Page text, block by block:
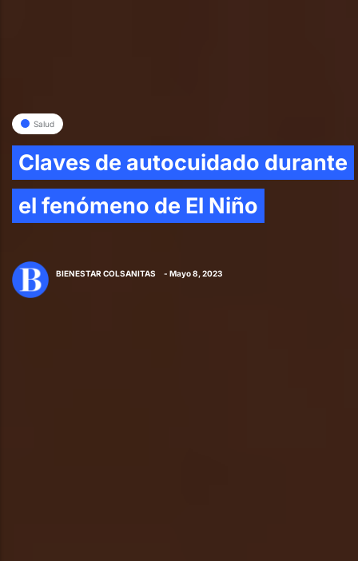
Salud
Claves de autocuidado durante
el fenómeno de El Niño
BIENESTAR COLSANITAS - Mayo 8, 2023